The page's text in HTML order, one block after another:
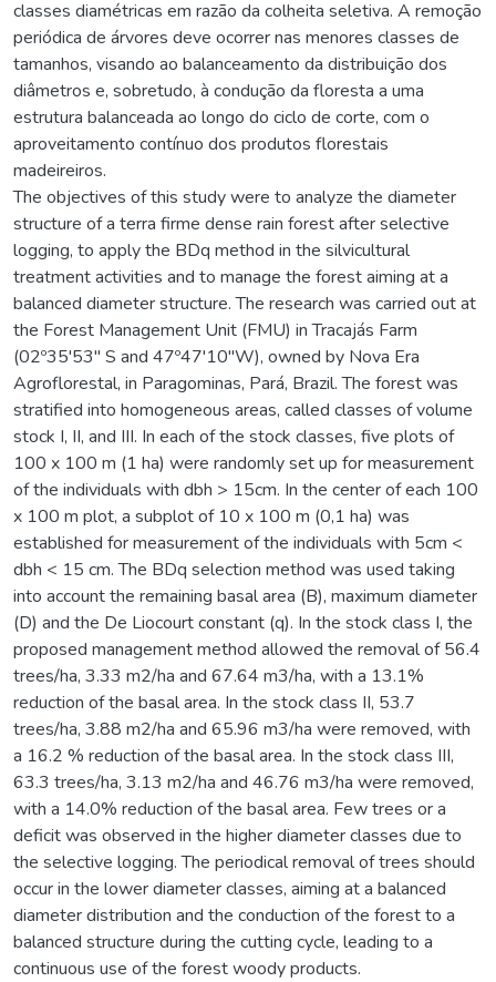
classes diamétricas em razão da colheita seletiva. A remoção
periódica de árvores deve ocorrer nas menores classes de
tamanhos, visando ao balanceamento da distribuição dos
diâmetros e, sobretudo, à condução da floresta a uma
estrutura balanceada ao longo do ciclo de corte, com o
aproveitamento contínuo dos produtos florestais
madeireiros.
The objectives of this study were to analyze the diameter
structure of a terra firme dense rain forest after selective
logging, to apply the BDq method in the silvicultural
treatment activities and to manage the forest aiming at a
balanced diameter structure. The research was carried out at
the Forest Management Unit (FMU) in Tracajás Farm
(02º35'53" S and 47º47'10"W), owned by Nova Era
Agroflorestal, in Paragominas, Pará, Brazil. The forest was
stratified into homogeneous areas, called classes of volume
stock I, II, and III. In each of the stock classes, five plots of
100 x 100 m (1 ha) were randomly set up for measurement
of the individuals with dbh > 15cm. In the center of each 100
x 100 m plot, a subplot of 10 x 100 m (0,1 ha) was
established for measurement of the individuals with 5cm <
dbh < 15 cm. The BDq selection method was used taking
into account the remaining basal area (B), maximum diameter
(D) and the De Liocourt constant (q). In the stock class I, the
proposed management method allowed the removal of 56.4
trees/ha, 3.33 m2/ha and 67.64 m3/ha, with a 13.1%
reduction of the basal area. In the stock class II, 53.7
trees/ha, 3.88 m2/ha and 65.96 m3/ha were removed, with
a 16.2 % reduction of the basal area. In the stock class III,
63.3 trees/ha, 3.13 m2/ha and 46.76 m3/ha were removed,
with a 14.0% reduction of the basal area. Few trees or a
deficit was observed in the higher diameter classes due to
the selective logging. The periodical removal of trees should
occur in the lower diameter classes, aiming at a balanced
diameter distribution and the conduction of the forest to a
balanced structure during the cutting cycle, leading to a
continuous use of the forest woody products.